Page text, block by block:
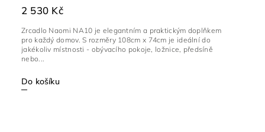
2 530 Kč
Do košíku
Zrcadlo Naomi NA10 je elegantním a praktickým doplňkem
pro každý domov. S rozměry 108cm x 74cm je ideální do
jakékoliv místnosti - obývacího pokoje, ložnice, předsíně
nebo...